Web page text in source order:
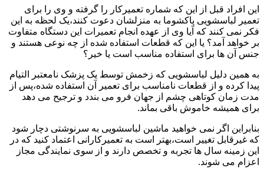
این افراد قبل از این که شماره تعمیرکار را گرفته و وی را برای
تعمیر لباسشویی پاکشوما به منزلشان دعوت کنند،یک لحظه به این
فکر نمی کنند که آیا وی از عهده انجام تعمیرات این دستگاه متفاوت
بر خواهد آمد؟ یا این که قطعات استفاده شده از چه نوعی هستند و
جنس آن ها برای استفاده مناسب است یا خیر؟
به همین دلیل لباسشویی که زخمش توسط یک پزشک نامعتبر التیام
پیدا کرده و از قطعات نامناسب برای تعمیر آن استفاده شده،پس از
مدت زمان کوتاهی چشم از جهان فرو می بندد و ترجیح می دهد
برای همیشه خاموش باقی بماند.
بنابراین اگر نمی خواهید ماشین لباسشویی به سرنوشتی دچار شود
که غیرقابل تغییر است،بهتر است به تعمیرکارانی اعتماد کنید که در
این زمینه سال ها تجربه و تخصص دارند و از سوی نمایندگی مجاز
اعزام می شوند.